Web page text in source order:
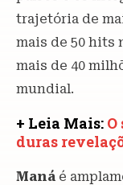
trajetória de
mais de 50 hits
mais de 40
mundial.
+ Leia Mais:
duras
Maná é